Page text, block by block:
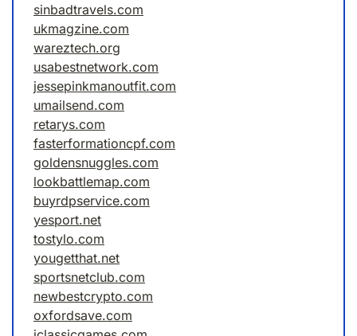
sinbadtravels.com
ukmagzine.com
wareztech.org
usabestnetwork.com
jessepinkmanoutfit.com
umailsend.com
retarys.com
fasterformationcpf.com
goldensnuggles.com
lookbattlemap.com
buyrdpservice.com
yesport.net
tostylo.com
yougetthat.net
sportsnetclub.com
newbestcrypto.com
oxfordsave.com